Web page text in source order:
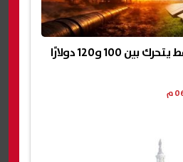
خبير اقتصادي: النفط يتحرك بين 100 و120 دولارًا